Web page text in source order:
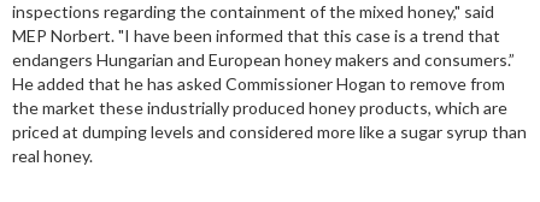
inspections regarding the containment of the mixed honey," said
MEP Norbert. "I have been informed that this case is a trend that
endangers Hungarian and European honey makers and consumers.”
He added that he has asked Commissioner Hogan to remove from
the market these industrially produced honey products, which are
priced at dumping levels and considered more like a sugar syrup than
real honey.